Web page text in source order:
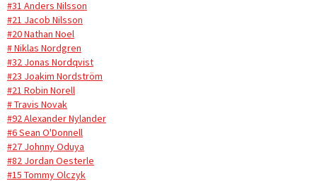
#31 Anders Nilsson
#21 Jacob Nilsson
#20 Nathan Noel
# Niklas Nordgren
#32 Jonas Nordqvist
#23 Joakim Nordström
#21 Robin Norell
# Travis Novak
#92 Alexander Nylander
#6 Sean O'Donnell
#27 Johnny Oduya
#82 Jordan Oesterle
#15 Tommy Olczyk